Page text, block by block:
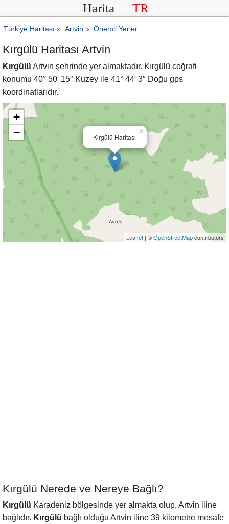
Harita TR
Türkiye Haritası » Artvin » Önemli Yerler
Kırgülü Haritası Artvin
Kırgülü Artvin şehrinde yer almaktadır. Kırgülü coğrafi
konumu 40° 50′ 15″ Kuzey ile 41° 44′ 3″ Doğu gps
koordinatlarıdır.
Kırgülü Haritası
×
+
−
Leaflet | ©OpenStreetMapcontributors
Kırgülü Nerede ve Nereye Bağlı?
Kırgülü Karadeniz bölgesinde yer almakta olup, Artvin iline
bağlıdır. Kırgülü bağlı olduğu Artvin iline 39 kilometre mesafe